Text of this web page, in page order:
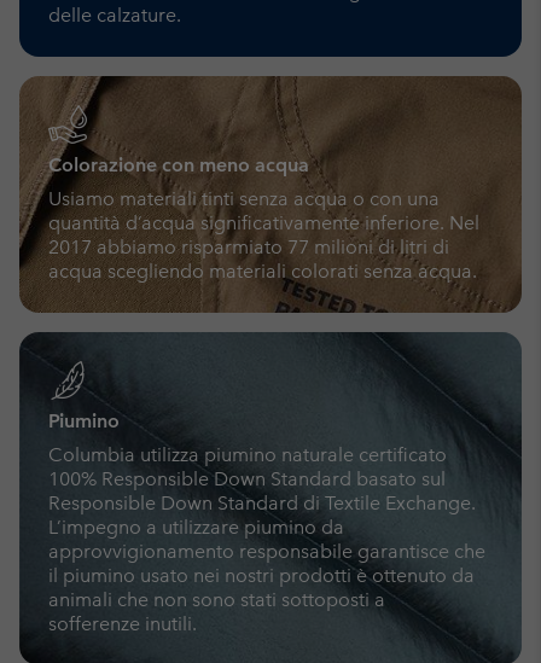
delle calzature.
Colorazione con meno acqua
Usiamo materiali tinti senza acqua o con una
quantità d’acqua significativamente inferiore. Nel
2017 abbiamo risparmiato 77 milioni di litri di
acqua scegliendo materiali colorati senza acqua.
Piumino
Columbia utilizza piumino naturale certificato
100% Responsible Down Standard basato sul
Responsible Down Standard di Textile Exchange.
L’impegno a utilizzare piumino da
approvvigionamento responsabile garantisce che
il piumino usato nei nostri prodotti è ottenuto da
animali che non sono stati sottoposti a
sofferenze inutili.